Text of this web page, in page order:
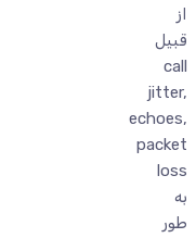
از
قبیل
call
jitter,
echoes,
packet
loss
به
طور